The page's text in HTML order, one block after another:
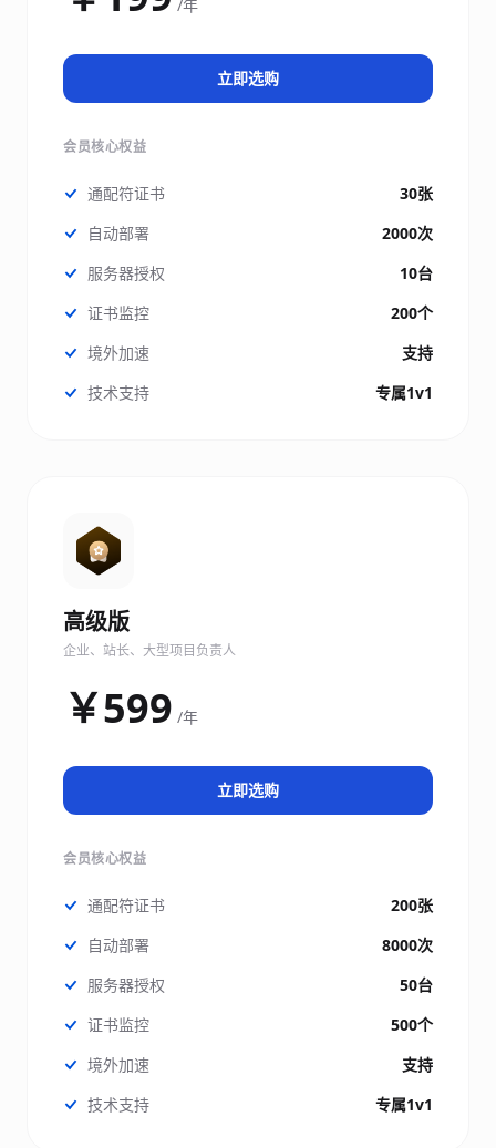
/年
立即选购
会员核心权益
通配符证书
30张
自动部署
2000次
服务器授权
10台
证书监控
200个
境外加速
支持
技术支持
专属1v1
高级版
企业、站长、大型项目负责人
￥599 /年
立即选购
会员核心权益
通配符证书
200张
自动部署
8000次
服务器授权
50台
证书监控
500个
境外加速
支持
技术支持
专属1v1